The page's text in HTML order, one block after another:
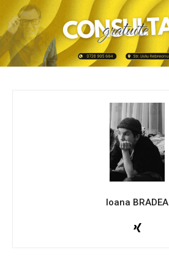
Ioana BRADEA